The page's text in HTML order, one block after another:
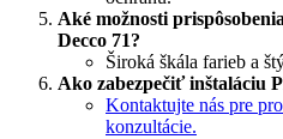
Aké možnosti
Decco 71?
Široká škála farieb a
Ako zabezpečiť inštaláciu
Kontaktujte nás pre
konzultácie.